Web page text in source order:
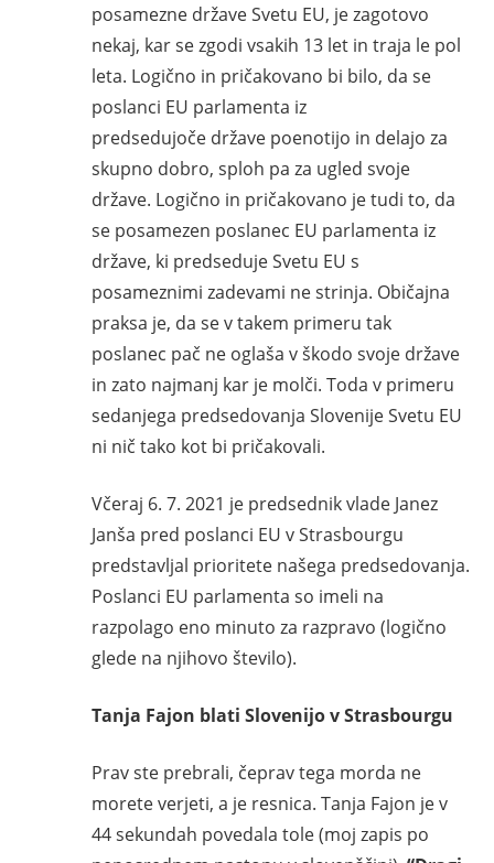
posamezne države Svetu EU, je zagotovo
nekaj, kar se zgodi vsakih 13 let in traja le pol
leta. Logično in pričakovano bi bilo, da se
poslanci EU parlamenta iz
predsedujoče države poenotijo in delajo za
skupno dobro, sploh pa za ugled svoje
države. Logično in pričakovano je tudi to, da
se posamezen poslanec EU parlamenta iz
države, ki predseduje Svetu EU s
posameznimi zadevami ne strinja. Običajna
praksa je, da se v takem primeru tak
poslanec pač ne oglaša v škodo svoje države
in zato najmanj kar je molči. Toda v primeru
sedanjega predsedovanja Slovenije Svetu EU
ni nič tako kot bi pričakovali.
Včeraj 6. 7. 2021 je predsednik vlade Janez
Janša pred poslanci EU v Strasbourgu
predstavljal prioritete našega predsedovanja.
Poslanci EU parlamenta so imeli na
razpolago eno minuto za razpravo (logično
glede na njihovo število).
Tanja Fajon blati Slovenijo v Strasbourgu
Prav ste prebrali, čeprav tega morda ne
morete verjeti, a je resnica. Tanja Fajon je v
44 sekundah povedala tole (moj zapis po